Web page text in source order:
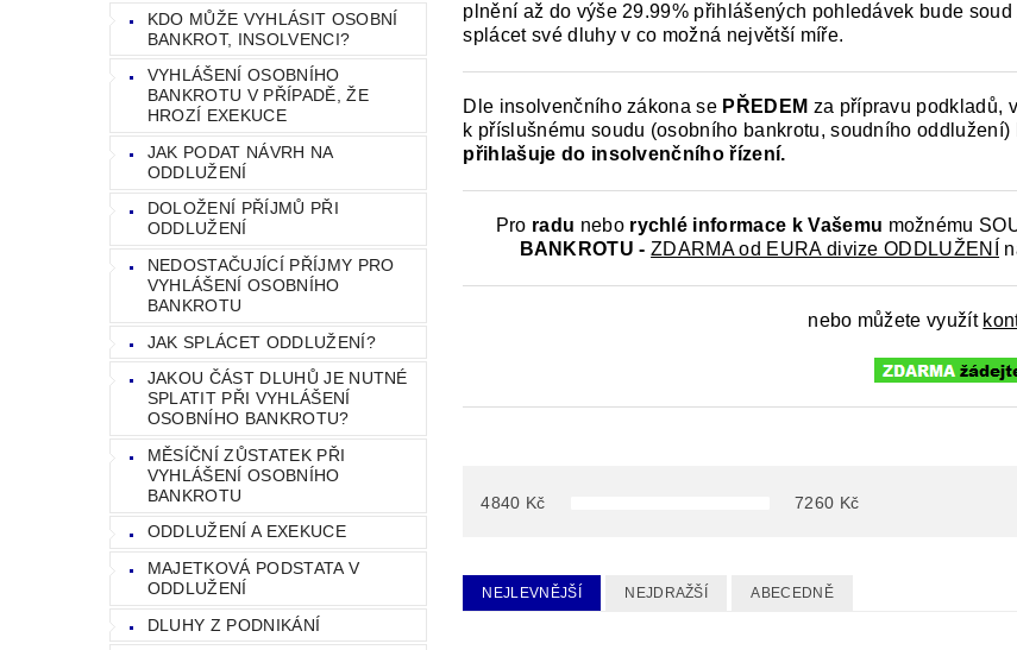
KDO MŮŽE VYHLÁSIT OSOBNÍ
BANKROT, INSOLVENCI?
VYHLÁŠENÍ OSOBNÍHO
BANKROTU V PŘÍPADĚ, ŽE
HROZÍ EXEKUCE
JAK PODAT NÁVRH NA
ODDLUŽENÍ
DOLOŽENÍ PŘÍJMŮ PŘI
ODDLUŽENÍ
NEDOSTAČUJÍCÍ PŘÍJMY PRO
VYHLÁŠENÍ OSOBNÍHO
BANKROTU
JAK SPLÁCET ODDLUŽENÍ?
JAKOU ČÁST DLUHŮ JE NUTNÉ
SPLATIT PŘI VYHLÁŠENÍ
OSOBNÍHO BANKROTU?
MĚSÍČNÍ ZŮSTATEK PŘI
VYHLÁŠENÍ OSOBNÍHO
BANKROTU
ODDLUŽENÍ A EXEKUCE
MAJETKOVÁ PODSTATA V
ODDLUŽENÍ
DLUHY Z PODNIKÁNÍ
plnění až do výše 29.99% přihlášených pohledávek bude
splácet své dluhy v co možná největší míře.
Dle insolvenčního zákona se PŘEDEM za přípravu podkladů,
k příslušnému soudu (osobního bankrotu, soudního oddlužení)
přihlašuje do insolvenčního řízení.
Pro radu nebo rychlé informace k Vašemu možnému
BANKROTU - ZDARMA od EURA divize ODDLUŽENÍ
nebo můžete využít
4840 Kč 7260 Kč
NEJLEVNĚJŠÍ NEJDRAŽŠÍ ABECEDNĚ